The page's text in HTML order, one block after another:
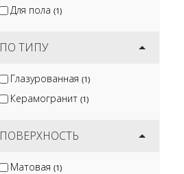
Для пола (1)
ПО ТИПУ
Глазурованная (1)
Керамогранит (1)
ПОВЕРХНОСТЬ
Матовая (1)